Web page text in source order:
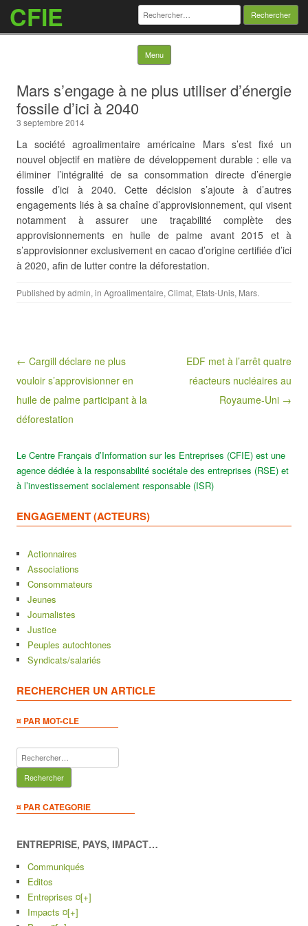
CFIE Rechercher :
Menu Skip to content
Mars s’engage à ne plus utiliser d’énergie
fossile d’ici à 2040
3 septembre 2014
La société agroalimentaire américaine Mars s’est fixé un
nouvel objectif en matière de développement durable : elle va
éliminer l’intégralité de sa consommation directe d’énergie
fossile d’ici à 2040. Cette décision s’ajoute à d’autres
engagements liés à sa chaîne d’approvisionnement, qui visent
notamment à assurer une traçabilité complète des
approvisionnements en huile de palme avant 2015 et à
s’approvisionner exclusivement en cacao d’origine certifiée d’ici
à 2020, afin de lutter contre la déforestation.
Published byadmin, in Agroalimentaire, Climat, Etats-Unis, Mars.
Post navigation
← Cargill déclare ne plus
vouloir s’approvisionner en
huile de palme participant à la
déforestation
EDF met à l’arrêt quatre
réacteurs nucléaires au
Royaume-Uni →
Le Centre Français d’Information sur les Entreprises (CFIE) est une
agence dédiée à la responsabilité sociétale des entreprises (RSE) et
à l’investissement socialement responsable (ISR)
ENGAGEMENT (ACTEURS)
Actionnaires
Associations
Consommateurs
Jeunes
Journalistes
Justice
Peuples autochtones
Syndicats/salariés
RECHERCHER UN ARTICLE
¤ PAR MOT-CLE
Rechercher :
¤ PAR CATEGORIE
ENTREPRISE, PAYS, IMPACT…
Communiqués
Editos
Entreprises ¤[+]
Impacts ¤[+]